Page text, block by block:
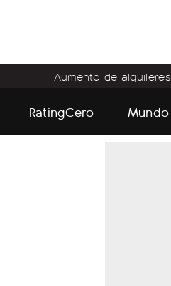
Aumento de alquileres
RatingCero Mundo